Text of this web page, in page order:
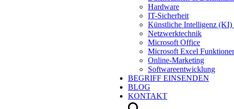
Hardware
IT-Sicherheit
Künstliche Intelligenz
Netzwerktechnik
Microsoft Office
Microsoft Excel
Online-Marketing
Softwareentwicklung
BEGRIFF EINSENDEN
BLOG
KONTAKT